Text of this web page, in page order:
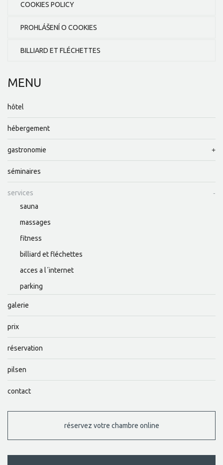
COOKIES POLICY
PROHLÁŠENÍ O COOKIES
BILLIARD ET FLÉCHETTES
MENU
hôtel
hébergement
gastronomie
séminaires
services
sauna
massages
fitness
billiard et fléchettes
acces a l´internet
parking
galerie
prix
réservation
pilsen
contact
réservez votre chambre online